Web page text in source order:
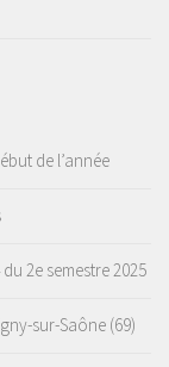
de l’année
2e semestre 2025
sur-Saône (69)